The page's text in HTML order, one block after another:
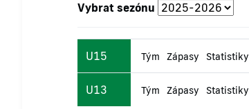
Vybrat sezónu
U15 Tým Zápasy Statistiky
U13 Tým Zápasy Statistiky